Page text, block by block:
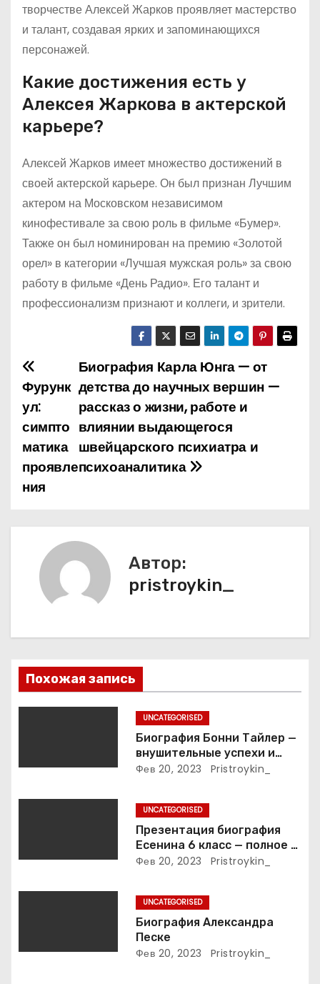
творчестве Алексей Жарков проявляет мастерство
и талант, создавая ярких и запоминающихся
персонажей.
Какие достижения есть у
Алексея Жаркова в актерской
карьере?
Алексей Жарков имеет множество достижений в
своей актерской карьере. Он был признан Лучшим
актером на Московском независимом
кинофестивале за свою роль в фильме «Бумер».
Также он был номинирован на премию «Золотой
орел» в категории «Лучшая мужская роль» за свою
работу в фильме «День Радио». Его талант и
профессионализм признают и коллеги, и зрители.
Н
а
в
и
г
а
п
о
з
п
и
я
Биография Карла Юнга — от
детства до научных вершин —
рассказ о жизни, работе и
влиянии выдающегося
швейцарского психиатра и
психоаналитика
Фурунк
ул:
симпто
матика
проявле
ния
Автор:
pristroykin_
Похожая запись
UNCATEGORISED
Биография Бонни Тайлер —
внушительные успехи и
интимные подробности
Фев 20, 2023 Pristroykin_
UNCATEGORISED
Презентация биография
Есенина 6 класс — полное и
подробное описание жизни
Фев 20, 2023 Pristroykin_
UNCATEGORISED
Биография Александра
Песке
Фев 20, 2023 Pristroykin_